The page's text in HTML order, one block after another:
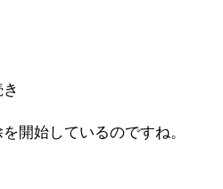
開始しているのですね。